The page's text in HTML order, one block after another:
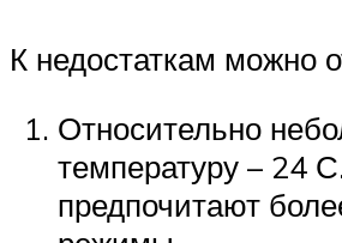
К недостаткам можно
Относительно
температуру – 24
предпочитают